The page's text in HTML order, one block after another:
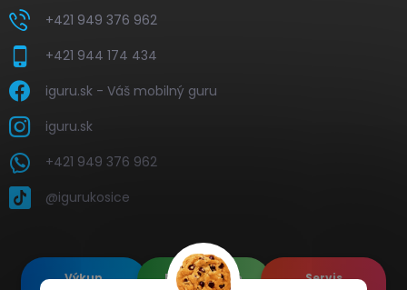
+421 949 376 962
+421 944 174 434
iguru.sk - Váš mobilný guru
iguru.sk
+421 949 376 962
@igurukosice
Výkup
Renovované
Servis